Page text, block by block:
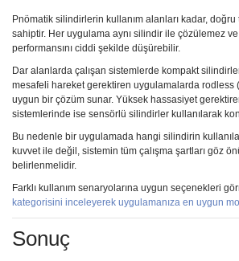
Pnömatik silindirlerin kullanım alanları kadar,
sahiptir. Her uygulama aynı silindir ile çözülemez
performansını ciddi şekilde düşürebilir.
Dar alanlarda çalışan sistemlerde kompakt
mesafeli hareket gerektiren uygulamalarda rodless
uygun bir çözüm sunar. Yüksek hassasiyet
sistemlerinde ise sensörlü silindirler kullanılarak
Bu nedenle bir uygulamada hangi silindirin
kuvvet ile değil, sistemin tüm çalışma şartları göz
belirlenmelidir.
Farklı kullanım senaryolarına uygun seçenekleri
kategorisini inceleyerek uygulamanıza en uygun
Sonuç